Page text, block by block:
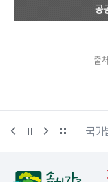
공
출
문서24 국가